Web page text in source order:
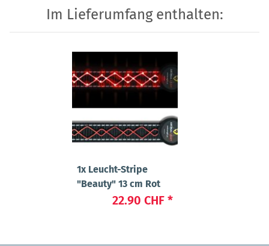
Im Lieferumfang enthalten:
1x Leucht-Stripe
"Beauty" 13 cm Rot
22.90 CHF *